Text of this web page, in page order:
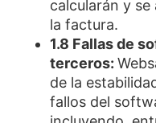
calcularán y
la factura.
1.8 Fallas de
terceros:
de la
fallos del